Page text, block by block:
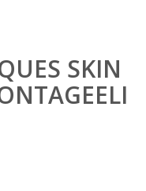
SKIN